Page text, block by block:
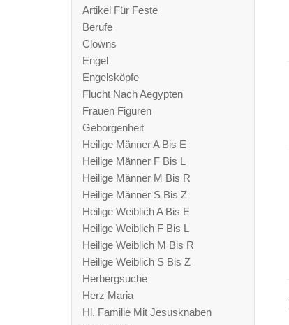
Artikel Für Feste
Berufe
Clowns
Engel
Engelsköpfe
Flucht Nach Aegypten
Frauen Figuren
Geborgenheit
Heilige Männer A Bis E
Heilige Männer F Bis L
Heilige Männer M Bis R
Heilige Männer S Bis Z
Heilige Weiblich A Bis E
Heilige Weiblich F Bis L
Heilige Weiblich M Bis R
Heilige Weiblich S Bis Z
Herbergsuche
Herz Maria
Hl. Familie Mit Jesusknaben